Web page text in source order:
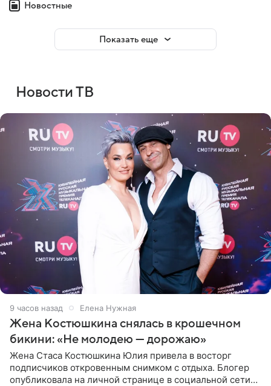
Новостные
Показать еще
Новости ТВ
9 часов назад Елена Нужная
Жена Костюшкина снялась в крошечном
бикини: «Не молодею — дорожаю»
Жена Стаса Костюшкина Юлия привела в восторг
подписчиков откровенным снимком с отдыха. Блогер
опубликовала на личной странице в социальной сети